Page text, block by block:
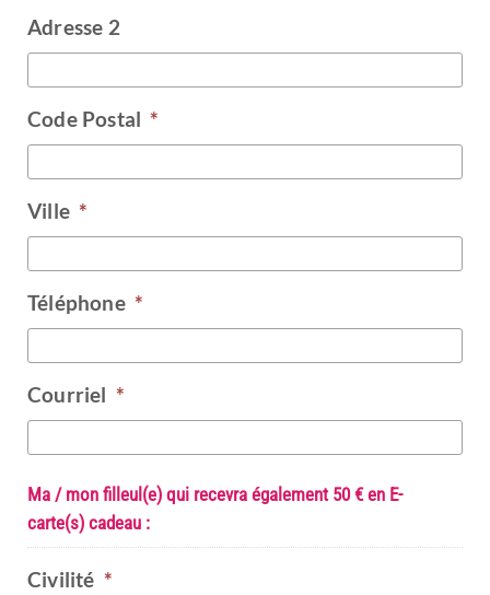
Adresse 2
Code Postal *
Ville *
Téléphone *
Courriel *
Ma / mon filleul(e) qui recevra également 50 € en E-
carte(s) cadeau :
Civilité *